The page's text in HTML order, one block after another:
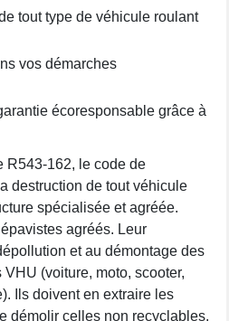
tout type de véhicule roulant
vos démarches
écoresponsable grâce à
R543-162, le code de
destruction de tout véhicule
spécialisée et agréée.
agréés. Leur
et au démontage des
(voiture, moto, scooter,
Ils doivent en extraire les
démolir celles non recyclables.